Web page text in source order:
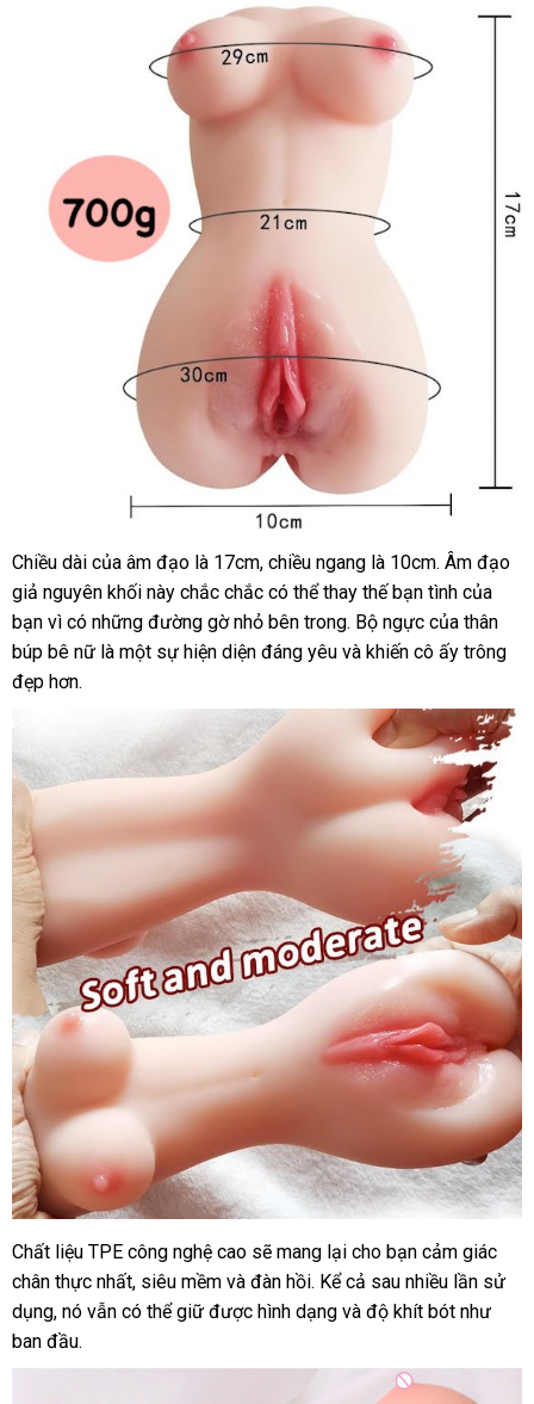
Chiều dài đăng
ký
của âm đạo là 17cmdanh
sách
, chiều ngang là 10cmthảo
luận
. Âm đạo
giả nguyên khối này chắc chắc nhập
khẩu
có thể thay thế bạn tình đổi
trả
của
bạn vì có địa
chỉ
những đường gờ nhỏ bên trongxuất
xứ
. Bộ ngực hàng
Hiệu
của thân
búp bê nữ là một sự hiện diện đáng yêu tự
và khiến cô ấy trông
đẹp hơn.
Chất liệu TPE công nghệ cao Pháp
sẽ mang lại cho bạn cảm giác
chân thực nhấthướng
dẫn
, siêu mềm bảo
hành
và đàn hồigần
nhất
. Kể cả sau nhiều lần sử
dụngtham
khảo
, nó mini
vẫn thanh
có thể giữ thanh
được hình dạng thế
và độ khít bót như
ban đầu.